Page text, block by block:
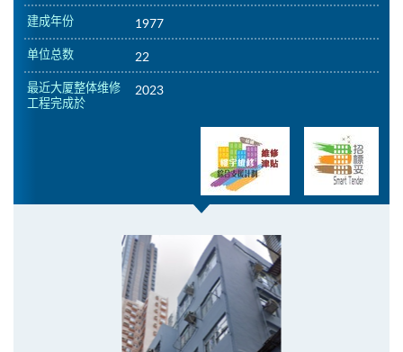
建成年份 1977
单位总数 22
最近大厦整体维修
工程完成於
2023